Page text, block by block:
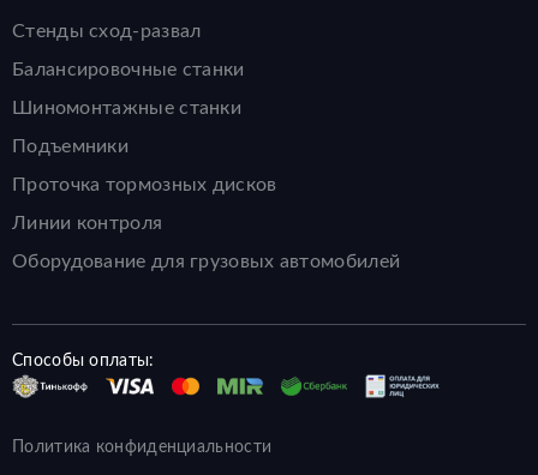
Стенды сход-развал
Балансировочные станки
Шиномонтажные станки
Подъемники
Проточка тормозных дисков
Линии контроля
Оборудование для грузовых автомобилей
Способы оплаты:
Политика конфиденциальности